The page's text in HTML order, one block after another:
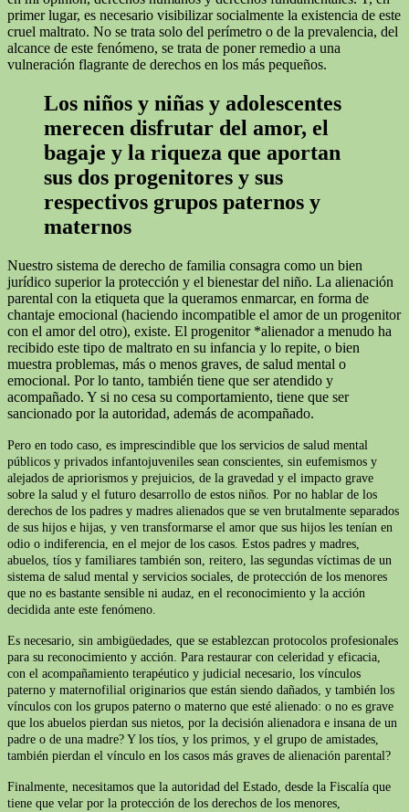
primer lugar, es necesario visibilizar socialmente la existencia de este
cruel maltrato. No se trata solo del perímetro o de la prevalencia, del
alcance de este fenómeno, se trata de poner remedio a una
vulneración flagrante de derechos en los más pequeños.
Los niños y niñas y adolescentes
merecen disfrutar del amor, el
bagaje y la riqueza que aportan
sus dos progenitores y sus
respectivos grupos paternos y
maternos
Nuestro sistema de derecho de familia consagra como un bien
jurídico superior la protección y el bienestar del niño. La alienación
parental con la etiqueta que la queramos enmarcar, en forma de
chantaje emocional (haciendo incompatible el amor de un progenitor
con el amor del otro), existe. El progenitor *alienador a menudo ha
recibido este tipo de maltrato en su infancia y lo repite, o bien
muestra problemas, más o menos graves, de salud mental o
emocional. Por lo tanto, también tiene que ser atendido y
acompañado. Y si no cesa su comportamiento, tiene que ser
sancionado por la autoridad, además de acompañado.
Pero en todo caso, es imprescindible que los servicios de salud mental
públicos y privados infantojuveniles sean conscientes, sin eufemismos y
alejados de apriorismos y prejuicios, de la gravedad y el impacto grave
sobre la salud y el futuro desarrollo de estos niños. Por no hablar de los
derechos de los padres y madres alienados que se ven brutalmente separados
de sus hijos e hijas, y ven transformarse el amor que sus hijos les tenían en
odio o indiferencia, en el mejor de los casos. Estos padres y madres,
abuelos, tíos y familiares también son, reitero, las segundas víctimas de un
sistema de salud mental y servicios sociales, de protección de los menores
que no es bastante sensible ni audaz, en el reconocimiento y la acción
decidida ante este fenómeno.
Es necesario, sin ambigüedades, que se establezcan protocolos profesionales
para su reconocimiento y acción. Para restaurar con celeridad y eficacia,
con el acompañamiento terapéutico y judicial necesario, los vínculos
paterno y maternofilial originarios que están siendo dañados, y también los
vínculos con los grupos paterno o materno que esté alienado: o no es grave
que los abuelos pierdan sus nietos, por la decisión alienadora e insana de un
padre o de una madre? Y los tíos, y los primos, y el grupo de amistades,
también pierdan el vínculo en los casos más graves de alienación parental?
Finalmente, necesitamos que la autoridad del Estado, desde la Fiscalía que
tiene que velar por la protección de los derechos de los menores,